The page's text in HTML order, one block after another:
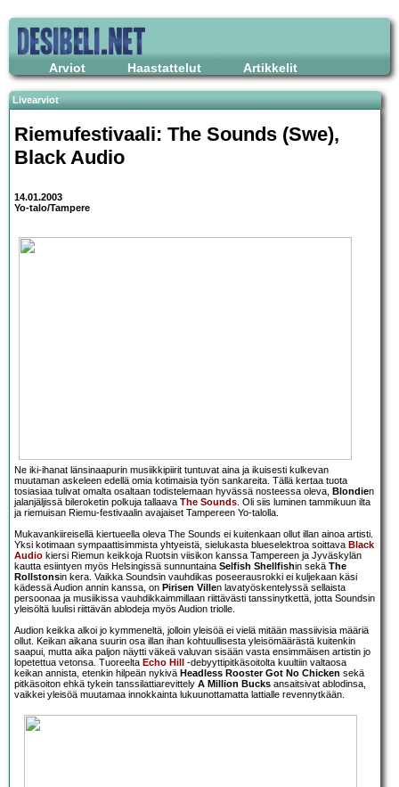
Arviot Haastattelut Artikkelit
Livearviot
Riemufestivaali: The Sounds (Swe),
Black Audio
14.01.2003
Yo-talo/Tampere
Ne iki-ihanat länsinaapurin musiikkipiirit tuntuvat aina ja ikuisesti kulkevan
muutaman askeleen edellä omia kotimaisia työn sankareita. Tällä kertaa tuota
tosiasiaa tulivat omalta osaltaan todistelemaan hyvässä nosteessa oleva, Blondien
jalanjäljissä bileroketin polkuja tallaava The Sounds. Oli siis luminen tammikuun ilta
ja riemuisan Riemu-festivaalin avajaiset Tampereen Yo-talolla.
Mukavankiireisellä kiertueella oleva The Sounds ei kuitenkaan ollut illan ainoa artisti.
Yksi kotimaan sympaattisimmista yhtyeistä, sielukasta blueselektroa soittava Black
Audio kiersi Riemun keikkoja Ruotsin viisikon kanssa Tampereen ja Jyväskylän
kautta esiintyen myös Helsingissä sunnuntaina Selfish Shellfishin sekä The
Rollstonsin kera. Vaikka Soundsin vauhdikas poseerausrokki ei kuljekaan käsi
kädessä Audion annin kanssa, on Pirisen Villen lavatyöskentelyssä sellaista
persoonaa ja musiikissa vauhdikkaimmillaan riittävästi tanssinytkettä, jotta Soundsin
yleisöltä luulisi riittävän ablodeja myös Audion triolle.
Audion keikka alkoi jo kymmeneltä, jolloin yleisöä ei vielä mitään massiivisia määriä
ollut. Keikan aikana suurin osa illan ihan kohtuullisesta yleisömäärästä kuitenkin
saapui, mutta aika paljon näytti väkeä valuvan sisään vasta ensimmäisen artistin jo
lopetettua vetonsa. Tuoreelta Echo Hill
-debyyttipitkäsoitolta kuultiin valtaosa
keikan annista, etenkin hilpeän nykivä Headless Rooster Got No Chicken sekä
pitkäsoiton ehkä tykein tanssilattiarevittely A Million Bucks ansaitsivat ablodinsa,
vaikkei yleisöä muutamaa innokkainta lukuunottamatta lattialle revennytkään.